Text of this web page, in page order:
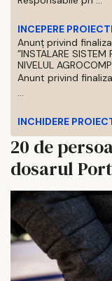
INCEPERE
Anunț privind
”INSTALARE
NIVELUL
Anunt privind
...
INCHIDERE
20 de
dosarul